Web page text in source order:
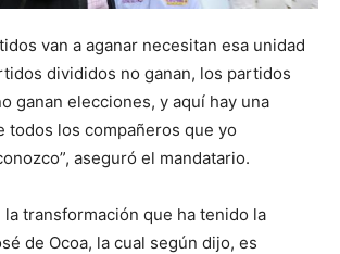
van a aganar necesitan esa unidad
divididos no ganan, los partidos
ganan elecciones, y aquí hay una
todos los compañeros que yo
aseguró el mandatario.
transformación que ha tenido la
de Ocoa, la cual según dijo, es